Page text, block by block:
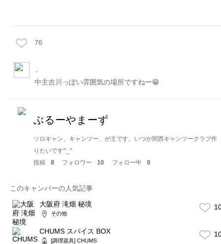
76
中主吉川っぽい雰囲気の場所ですねー😁
ぶるーやまーず
ソロキャン、キャンツー、が主です。いつか関西キャンツークラブ作
りたいです^_^
投稿
8 フォロワー 10 フォロー中 0
このキャンパーの人気記事
大阪府 滝畑 秘境
その他
CHUMS スパイス BOX
[調理器具] CHUMS